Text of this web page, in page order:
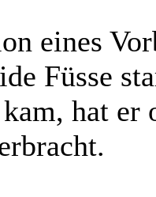
eines
Füsse
hat er